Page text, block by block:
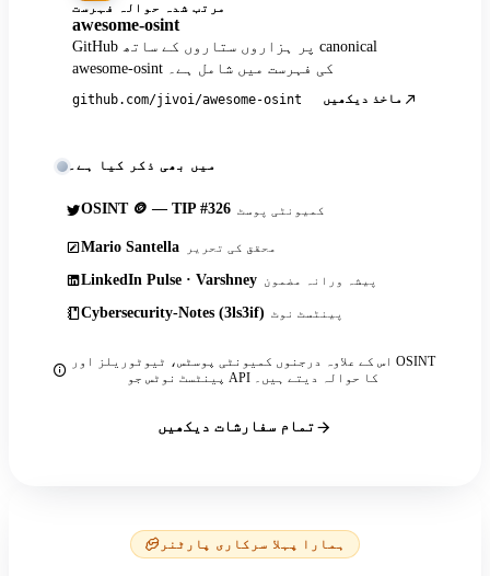
مرتب شدہ حوالہ فہرست
awesome-osint
GitHub پر ہزاروں ستاروں کے ساتھ canonical
awesome-osint کی فہرست میں شامل ہے۔
github.com/jivoi/awesome-osint ماخذ دیکھیں
میں بھی ذکر کیا ہے۔
OSINT 🪙 — TIP #326 کمیونٹی پوسٹ
Mario Santella محقق کی تحریر
LinkedIn Pulse · Varshney پیشہ ورانہ مضمون
Cybersecurity-Notes (3ls3if) پینٹسٹ نوٹ
اس کے علاوہ درجنوں کمیونٹی پوسٹس، ٹیوٹوریلز اور OSINT
پینٹسٹ نوٹس جو API کا حوالہ دیتے ہیں۔
تمام سفارشات دیکھیں
ہمارا پہلا سرکاری پارٹنر